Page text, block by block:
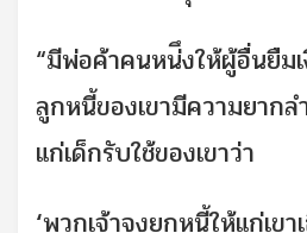
“มีพ่อค้าคนหน่ึงให้ผู้อื่นยืม
ลูกหนี้ของเขามีความยากล
แก่เด็กรับใช้ของเขาว่า
‘พวกเจ้าจงยกหนี้ให้แก่เข